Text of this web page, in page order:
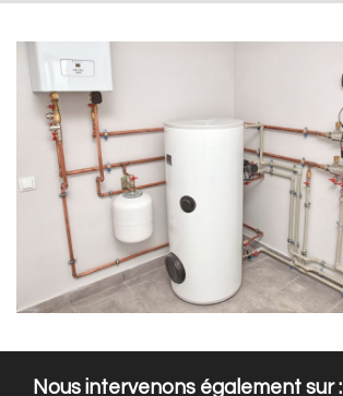
Nous intervenons également sur :